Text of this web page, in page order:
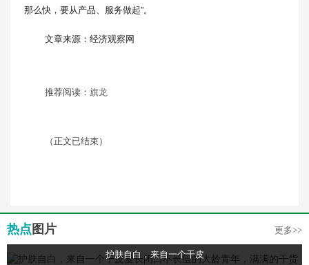
那么快，要从产品、服务做起”。
文章来源：经济观察网
推荐阅读： 旗龙
（正文已结束）
热点 图片 更多>>
护肤自白，来自一个干皮